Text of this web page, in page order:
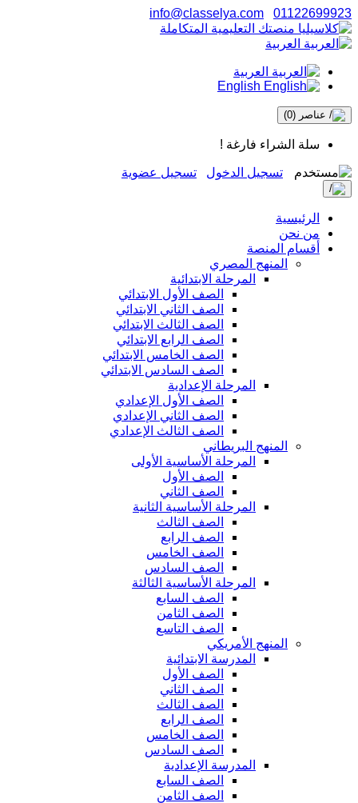
01122699923
info@classelya.com
العربية
العربية
English
عناصر (0)
سلة الشراء فارغة !
تسجيل الدخول تسجيل عضوية
الرئيسية
من نحن
أقسام المنصة
المنهج المصري
المرحلة الابتدائية
الصف الأول الابتدائي
الصف الثاني الابتدائي
الصف الثالث الابتدائي
الصف الرابع الابتدائي
الصف الخامس الابتدائي
الصف السادس الابتدائي
المرحلة الإعدادية
الصف الأول الإعدادي
الصف الثاني الإعدادي
الصف الثالث الإعدادي
المنهج البريطاني
المرحلة الأساسية الأولى
الصف الأول
الصف الثاني
المرحلة الأساسية الثانية
الصف الثالث
الصف الرابع
الصف الخامس
الصف السادس
المرحلة الأساسية الثالثة
الصف السابع
الصف الثامن
الصف التاسع
المنهج الأمريكي
المدرسة الابتدائية
الصف الأول
الصف الثاني
الصف الثالث
الصف الرابع
الصف الخامس
الصف السادس
المدرسة الإعدادية
الصف السابع
الصف الثامن